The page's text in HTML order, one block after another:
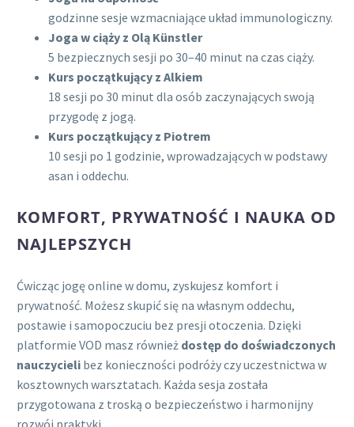
godzinne sesje wzmacniające układ immunologiczny.
Joga w ciąży z Olą Künstler
5 bezpiecznych sesji po 30–40 minut na czas ciąży.
Kurs początkujący z Alkiem
18 sesji po 30 minut dla osób zaczynających swoją
przygodę z jogą.
Kurs początkujący z Piotrem
10 sesji po 1 godzinie, wprowadzających w podstawy
asan i oddechu.
KOMFORT, PRYWATNOŚĆ I NAUKA OD
NAJLEPSZYCH
Ćwicząc jogę online w domu, zyskujesz komfort i
prywatność. Możesz skupić się na własnym oddechu,
postawie i samopoczuciu bez presji otoczenia. Dzięki
platformie VOD masz również dostęp do doświadczonych
nauczycieli bez konieczności podróży czy uczestnictwa w
kosztownych warsztatach. Każda sesja została
przygotowana z troską o bezpieczeństwo i harmonijny
rozwój praktyki.